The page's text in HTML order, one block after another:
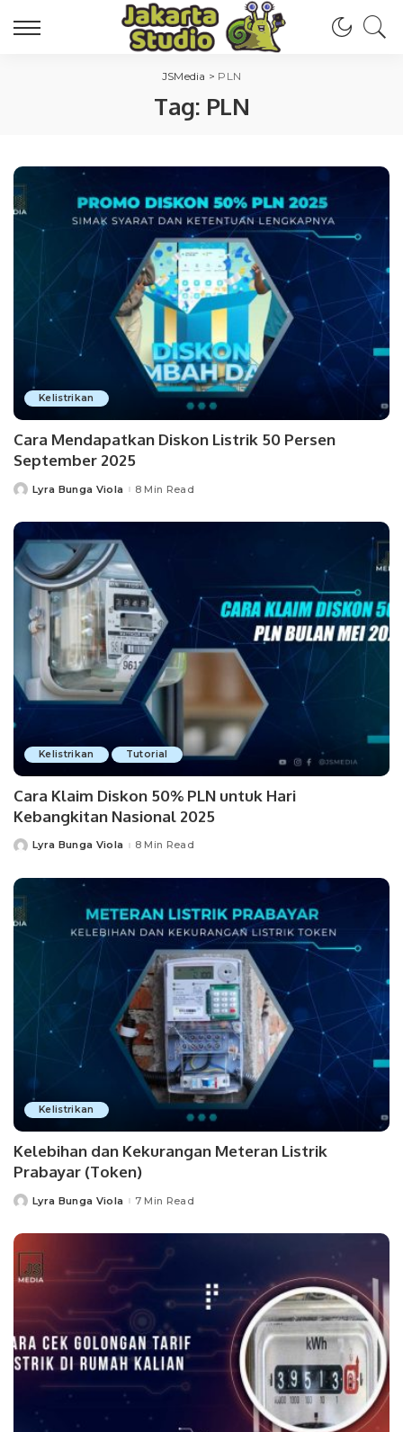
JSMedia > PLN
Tag: PLN
Kelistrikan
Cara Mendapatkan Diskon Listrik 50 Persen
September 2025
PostedLyra Bunga Viola 8 Min Read
Kelistrikan Tutorial
Cara Klaim Diskon 50% PLN untuk Hari
Kebangkitan Nasional 2025
PostedLyra Bunga Viola 8 Min Read
Kelistrikan
Kelebihan dan Kekurangan Meteran Listrik
Prabayar (Token)
PostedLyra Bunga Viola 7 Min Read